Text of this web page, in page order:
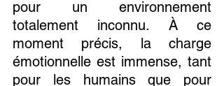
pour un environnement
totalement inconnu. À ce
moment précis, la charge
émotionnelle est immense, tant
pour les humains que pour